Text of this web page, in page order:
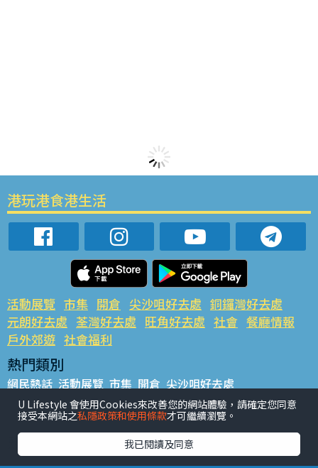
港玩港食港生活
活動展覽 市集 開倉 尖沙咀好去處 銅鑼灣好去處
元朗好去處 荃灣好去處 旺角好去處 社會 餐廳情報
戶外郊遊 社會福利
熱門類別
網民熱話 活動展覽 市集 開倉 尖沙咀好去處
銅鑼灣好去處 元朗好去處 荃灣好去處 旺角好去處 社會
餐廳情報 戶外郊遊
熱門標籤
#UGO搵好去處 #人氣活動推介 #美食社群熱話
U Lifestyle 會使用Cookies來改善您的網站體驗，請確定您同意
接受本網站之私隱政策和使用條款才可繼續瀏覽。
我已閱讀及同意